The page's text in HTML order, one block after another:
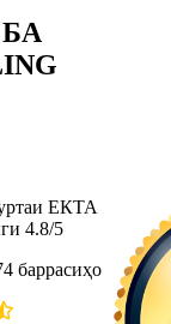
ЕКТА
4.8/5
баррасиҳо